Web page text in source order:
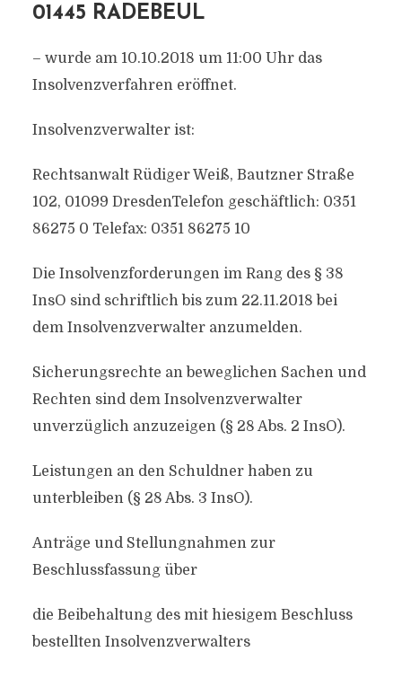
01445 RADEBEUL
– wurde am 10.10.2018 um 11:00 Uhr das
Insolvenzverfahren eröffnet.
Insolvenzverwalter ist:
Rechtsanwalt Rüdiger Weiß, Bautzner Straße
102, 01099 DresdenTelefon geschäftlich: 0351
86275 0 Telefax: 0351 86275 10
Die Insolvenzforderungen im Rang des § 38
InsO sind schriftlich bis zum 22.11.2018 bei
dem Insolvenzverwalter anzumelden.
Sicherungsrechte an beweglichen Sachen und
Rechten sind dem Insolvenzverwalter
unverzüglich anzuzeigen (§ 28 Abs. 2 InsO).
Leistungen an den Schuldner haben zu
unterbleiben (§ 28 Abs. 3 InsO).
Anträge und Stellungnahmen zur
Beschlussfassung über
die Beibehaltung des mit hiesigem Beschluss
bestellten Insolvenzverwalters